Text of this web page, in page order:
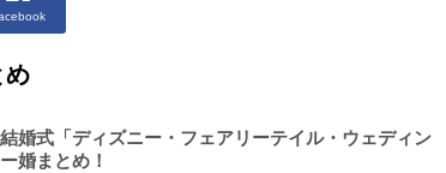
め
婚式「ディズニー・フェアリーテイル・ウェディン
婚まとめ！